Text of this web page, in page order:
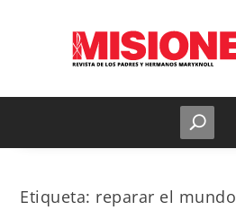
Etiqueta: reparar el mundo